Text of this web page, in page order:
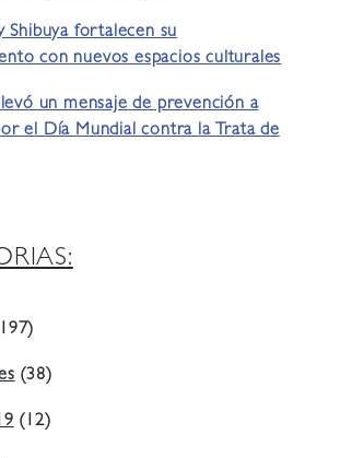
Shibuya fortalecen su
con nuevos espacios culturales
un mensaje de prevención a
el Día Mundial contra la Trata de
(38)
(12)